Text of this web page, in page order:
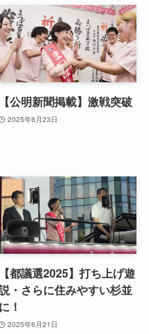
【公明新聞掲載】激戦突破
2025年6月23日
【都議選2025】打ち上げ遊
・さらに住みやすい杉並
に！
2025年6月21日